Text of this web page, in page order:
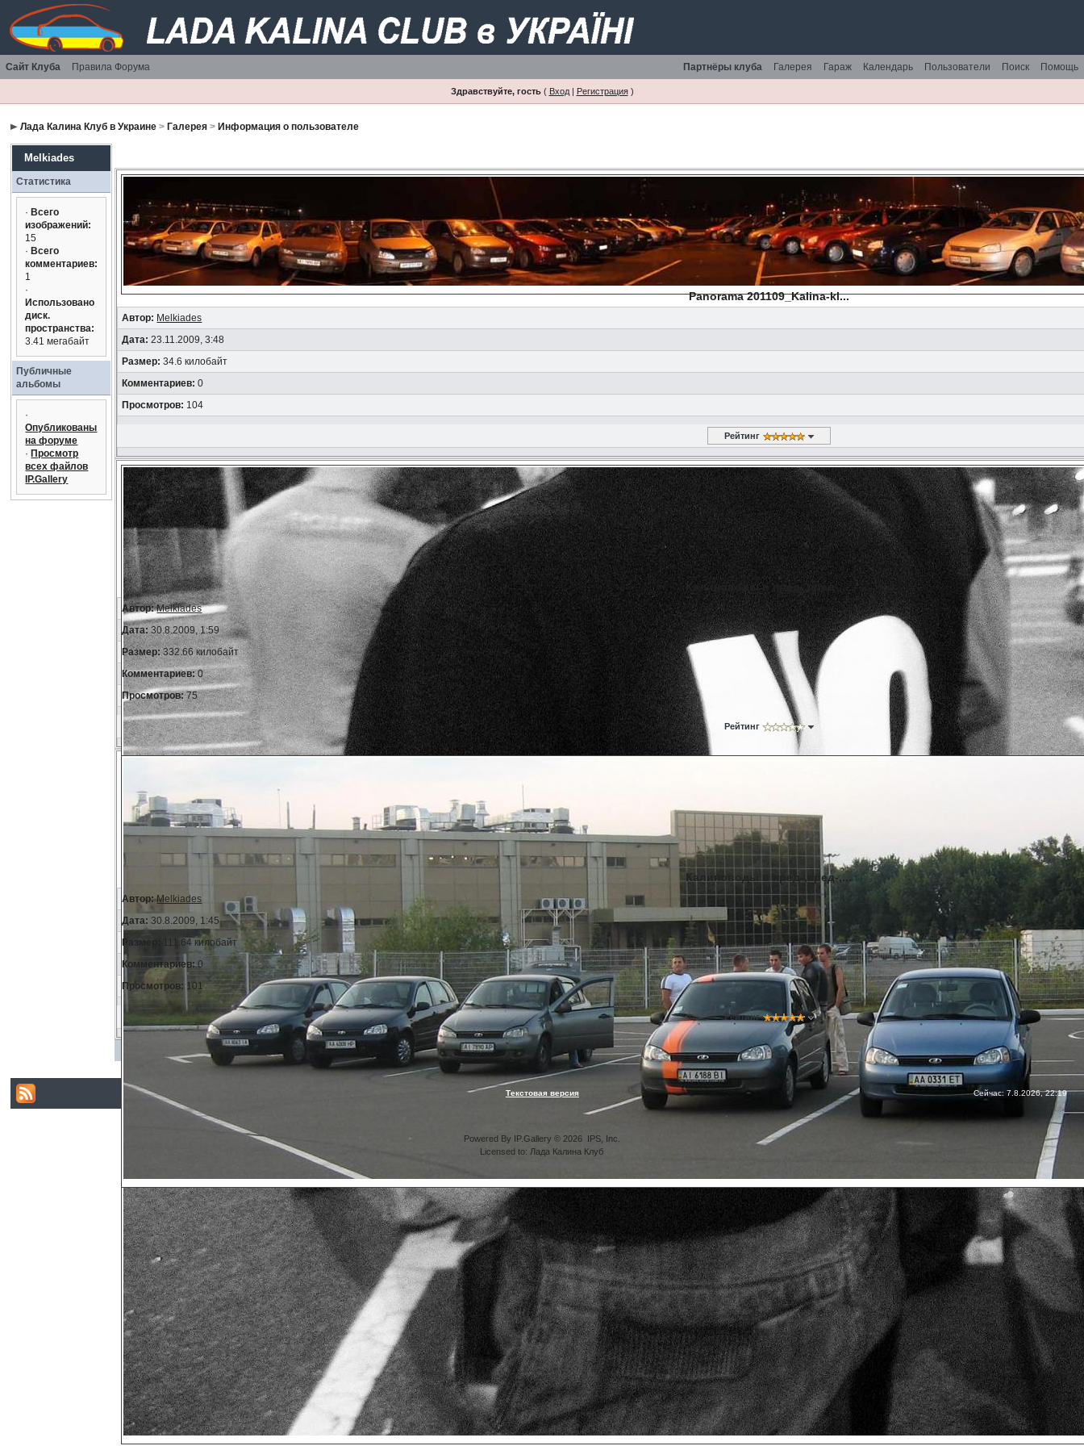
Сайт Клуба Правила Форума Помощь
Поиск
Пользователи
Календарь
Гараж
Галерея
Партнёры клуба
Здравствуйте, гость( Вход| Регистрация)
Лада Калина Клуб в Украине > Галерея > Информация о пользователе
Melkiades
Статистика
· Всего
изображений:
15
· Всего
комментариев:
1
·
Использовано
диск.
пространства:
3.41 мегабайт
Публичные
альбомы
·
Опубликованы
на форуме
· Просмотр
всех файлов
IP.Gallery
Panorama 201109_Kalina-kl...
Автор: Melkiades
Дата:23.11.2009, 3:48
Размер: 34.6 килобайт
Комментариев: 0
Просмотров: 104
Рейтинг
Калиноводы в пред-,пред-,...
Автор: Melkiades
Дата:30.8.2009, 1:59
Размер:332.66 килобайт
Комментариев:0
Просмотров:75
Рейтинг
Калиноводы в пред-,пред-,...
Автор: Melkiades
Дата:30.8.2009, 1:45
Размер:
111.64 килобайт
Комментариев:0
Просмотров: 101
Рейтинг
Текстовая версия Сейчас: 7.8.2026, 22:19
Powered By IP.Gallery © 2026 IPS, Inc.
Licensed to: Лада Калина Клуб